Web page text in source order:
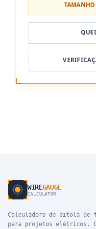
WIREGAUGE
CALCULATOR
Calculadora de bitola
para projetos elétricos.